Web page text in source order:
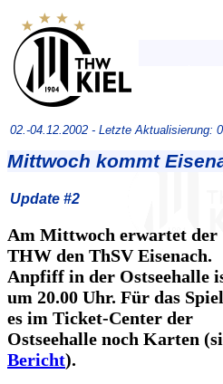
02.-04.12.2002 - Letzte Aktualisierung:
Mittwoch kommt
Update #2
Am Mittwoch erwartet der
THW den ThSV Eisenach.
Anpfiff in der Ostseehalle
um 20.00 Uhr. Für das
es im Ticket-Center der
Ostseehalle noch Karten
Bericht).